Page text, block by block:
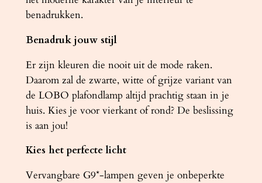
benadrukken.
Benadruk jouw stijl
Er zijn kleuren die nooit uit de mode raken.
Daarom zal de zwarte, witte of grijze variant van
de LOBO plafondlamp altijd prachtig staan ​​in je
huis. Kies je voor vierkant of rond? De beslissing
is aan jou!
Kies het perfecte licht
Vervangbare G9*-lampen geven je onbeperkte